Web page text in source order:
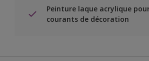
Peinture laque acrylique
courants de décoration